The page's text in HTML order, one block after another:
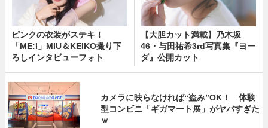
ピンクの衣装がステキ！
「ME:I」MIU＆KEIKO撮り下
ろしインタビューフォト
【大胆カット満載】乃木坂
46・与田祐希3rd写真集『ヨー
ダ』公開カット
カメラに映らなければ“盗み”OK！ 体験
型コンビニ「ギガマート展」がヤバすぎた
ｗ